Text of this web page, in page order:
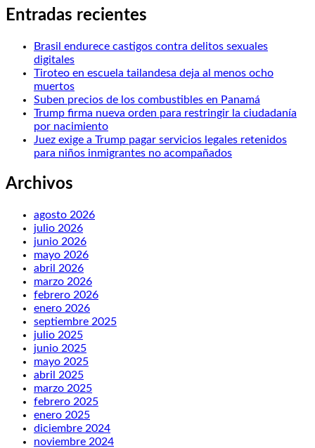
Entradas recientes
Brasil endurece castigos contra delitos sexuales
digitales
Tiroteo en escuela tailandesa deja al menos ocho
muertos
Suben precios de los combustibles en Panamá
Trump firma nueva orden para restringir la ciudadanía
por nacimiento
Juez exige a Trump pagar servicios legales retenidos
para niños inmigrantes no acompañados
Archivos
agosto 2026
julio 2026
junio 2026
mayo 2026
abril 2026
marzo 2026
febrero 2026
enero 2026
septiembre 2025
julio 2025
junio 2025
mayo 2025
abril 2025
marzo 2025
febrero 2025
enero 2025
diciembre 2024
noviembre 2024